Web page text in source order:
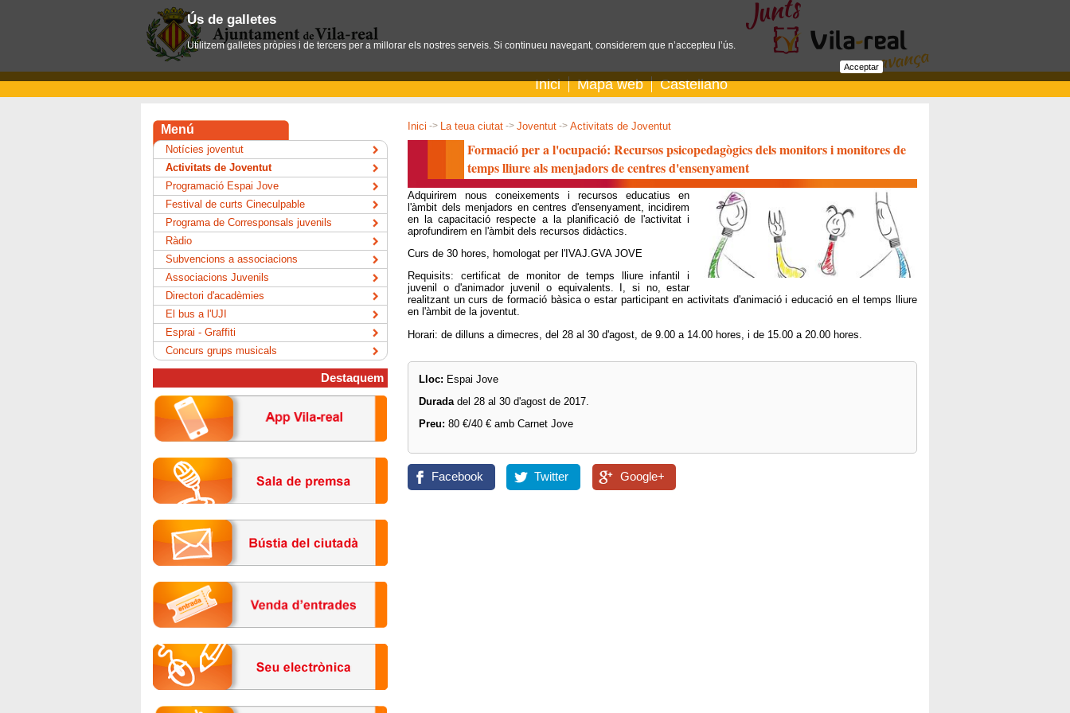
Inici Mapa web Castellano
Inici -> La teua ciutat -> Joventut -> Activitats de Joventut
Formació per a l'ocupació: Recursos psicopedagògics dels monitors i monitores de
temps lliure als menjadors de centres d'ensenyament
Adquirirem nous coneixements i recursos educatius en
l'àmbit dels menjadors en centres d'ensenyament, incidirem
en la capacitació respecte a la planificació de l'activitat i
aprofundirem en l'àmbit dels recursos didàctics.
Curs de 30 hores, homologat per l'IVAJ.GVA JOVE
Requisits: certificat de monitor de temps lliure infantil i
juvenil o d'animador juvenil o equivalents. I, si no, estar
realitzant un curs de formació bàsica o estar participant en activitats d'animació i educació en el temps lliure
en l'àmbit de la joventut.
Horari: de dilluns a dimecres, del 28 al 30 d'agost, de 9.00 a 14.00 hores, i de 15.00 a 20.00 hores.
Lloc: Espai Jove
Duradadel 28 al 30 d'agost de 2017.
Preu:80 €/40 € amb Carnet Jove
Facebook Twitter Google+
Menú
Notícies joventut
Activitats de Joventut
Programació Espai Jove
Festival de curts Cineculpable
Programa de Corresponsals juvenils
Ràdio
Subvencions a associacions
Associacions Juvenils
Directori d'acadèmies
El bus a l'UJI
Esprai - Graffiti
Concurs grups musicals
Destaquem
Ús de galletes
Utilitzem galletes pròpies i de tercers per a millorar els nostres serveis. Si continueu navegant, considerem que n’accepteu l’ús.
Acceptar